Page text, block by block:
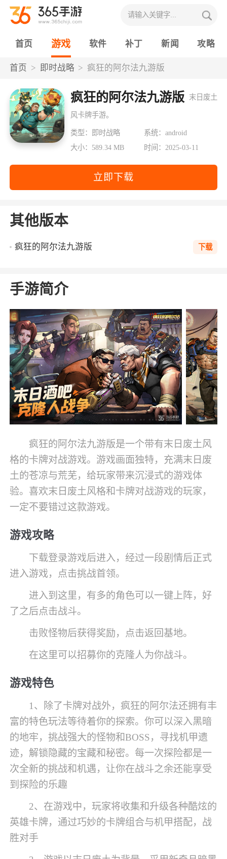
首页 游戏 软件 补丁 新闻 攻略
首页 即时战略 疯狂的阿尔法九游版
疯狂的阿尔法九游版 末日废土
风卡牌手游。
类型：即时战略
系统：android
大小：589.34 MB
时间：2025-03-11
立即下载
其他版本
疯狂的阿尔法九游版 下载
手游简介
疯狂的阿尔法九游版是一个带有末日废土风
格的卡牌对战游戏。游戏画面独特，充满末日废
土的苍凉与荒芜，给玩家带来沉浸式的游戏体
验。喜欢末日废土风格和卡牌对战游戏的玩家，
一定不要错过这款游戏。
游戏攻略
下载登录游戏后进入，经过一段剧情后正式
进入游戏，点击挑战首领。
进入到这里，有多的角色可以一键上阵，好
了之后点击战斗。
击败怪物后获得奖励，点击返回基地。
在这里可以招募你的克隆人为你战斗。
游戏特色
1、除了卡牌对战外，疯狂的阿尔法还拥有丰
富的特色玩法等待着你的探索。你可以深入黑暗
的地牢，挑战强大的怪物和BOSS，寻找机甲遗
迹，解锁隐藏的宝藏和秘密。每一次探险都是一
次全新的挑战和机遇，让你在战斗之余还能享受
到探险的乐趣
2、在游戏中，玩家将收集和升级各种酷炫的
英雄卡牌，通过巧妙的卡牌组合与机甲搭配，战
胜对手